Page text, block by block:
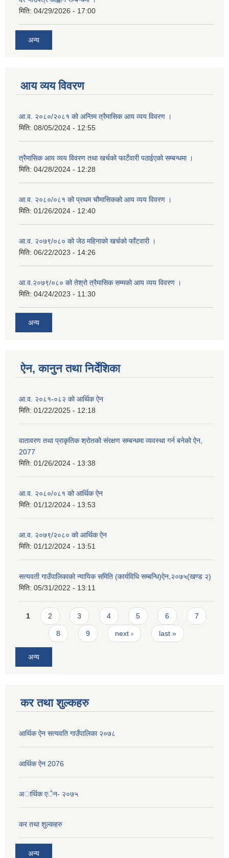
मिति: 04/29/2026 - 17:00
अन्य
आय व्यय विवरण
आ.व. २०८०/२०८१ को अन्तिम त्रैमासिक आय व्यय विवरण ।
मिति: 08/05/2024 - 12:55
त्रैमासिक आय व्यय विवरण तथा खर्चको फाटँवारी पठाईएको सम्बन्धमा ।
मिति: 04/28/2024 - 12:28
आ.व. २०८०/०८१ को प्रथम चौमासिकको आय व्यय विवरण ।
मिति: 01/26/2024 - 12:40
आ.व. २०७९/०८० को जेठ महिनाको खर्चको फाँटवारी ।
मिति: 06/22/2023 - 14:26
आ.व.२०७९/०८० को तेश्रो त्रैमासिक सम्मको आय व्यय विवरण ।
मिति: 04/24/2023 - 11:30
अन्य
ऐन, कानुन तथा निर्देशिका
आ.व. २०८१-०८२ को आर्थिक ऐन
मिति: 01/22/2025 - 12:18
वातावरण तथा प्राकृतिक श्रोतको संरक्षण सम्बन्धमा व्यवस्था गर्न बनेको ऐन,
2077
मिति: 01/26/2024 - 13:38
आ.व. २०८०/०८१ को आर्थिक ऐन
मिति: 01/12/2024 - 13:53
आ.व. २०७९/२०८० को आर्थिक ऐन
मिति: 01/12/2024 - 13:51
सत्यवती गाउँपालिकाको न्यायिक समिति (कार्यविधि सम्बन्धि)ऐन,२०७५(खण्ड २)
मिति: 05/31/2022 - 13:11
Pages
1 2 3 4 5 6 7
8 9 next › last »
अन्य
कर तथा शुल्कहरु
आर्थिक ऐन सत्यवति गाउँपालिका २०७८
आर्थिक ऐन 2076
अार्थिक एेन- २०७५
कर तथा शुल्कहरु
अन्य